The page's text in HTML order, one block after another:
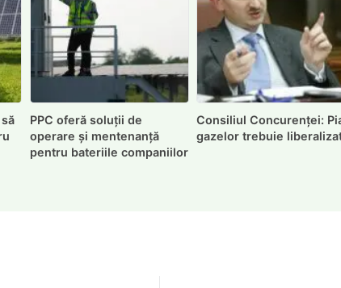
PPC oferă soluții de
operare și mentenanță
pentru bateriile companiilor
Consiliul Concurenței:
gazelor trebuie